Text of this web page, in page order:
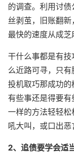
的调查。利用讨
丝剥茧，旧账翻
最快的速度从成芝
干什么事都是有
么近路可寻，只
投机取巧那成功的
有些事还是得要
一样的方法轻轻
吼大叫，或口出恶
2、追债要学会适